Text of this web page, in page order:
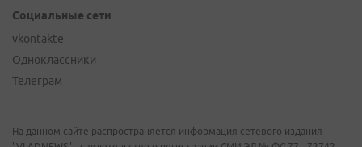
Социальные сети
vkontakte
Одноклассники
Телеграм
На данном сайте распространяется информация сетевого издания